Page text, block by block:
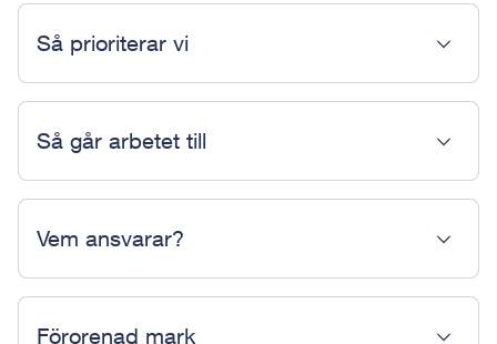
Så prioriterar vi
Så går arbetet till
Vem ansvarar?
Förorenad mark